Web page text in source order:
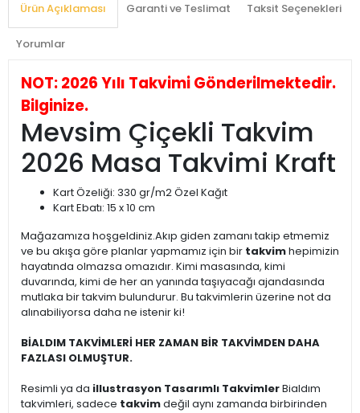
Ürün Açıklaması Garanti ve Teslimat Taksit Seçenekleri
Yorumlar
NOT: 2026 Yılı Takvimi Gönderilmektedir.
Bilginize.
Mevsim Çiçekli Takvim
2026 Masa Takvimi Kraft
Kart Özeliği: 330 gr/m2 Özel Kağıt
Kart Ebatı: 15 x 10 cm
Mağazamıza hoşgeldiniz.Akıp giden zamanı takip etmemiz
ve bu akışa göre planlar yapmamız için bir takvimhepimizin
hayatında olmazsa omazıdır. Kimi masasında, kimi
duvarında, kimi de her an yanında taşıyacağı ajandasında
mutlaka bir takvim bulundurur. Bu takvimlerin üzerine not da
alınabiliyorsa daha ne istenir ki!
BİALDIM TAKVİMLERİ HER ZAMAN BİR TAKVİMDEN DAHA
FAZLASI OLMUŞTUR.
Resimli ya da illustrasyon Tasarımlı TakvimlerBialdım
takvimleri, sadece takvimdeğil aynı zamanda birbirinden